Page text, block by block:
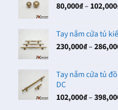
80,000₫– 102,000
Tay nắm cửa tủ
230,000₫–
Tay nắm cửa tủ
DC
102,000₫–